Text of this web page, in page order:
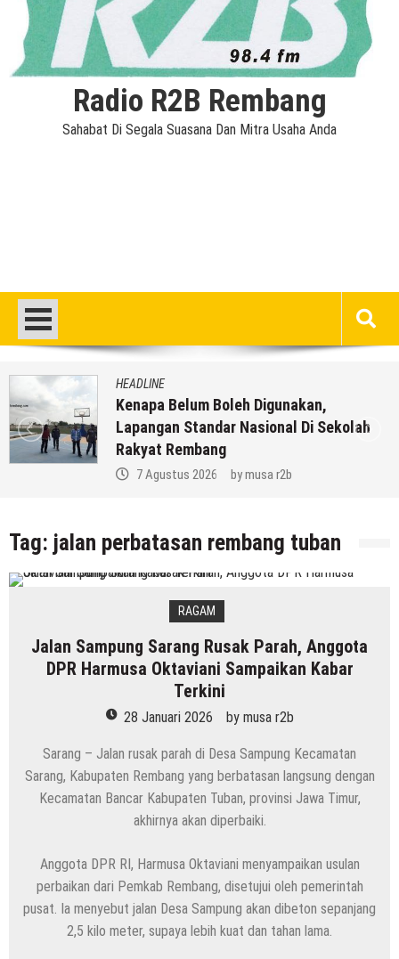
Radio R2B Rembang
Sahabat Di Segala Suasana Dan Mitra Usaha Anda
HEADLINE
Kenapa Belum Boleh Digunakan,
Lapangan Standar Nasional Di Sekolah
Rakyat Rembang
7 Agustus 2026 bymusa r2b
Tag: jalan perbatasan rembang tuban
RAGAM
Jalan Sampung Sarang Rusak Parah, Anggota
DPR Harmusa Oktaviani Sampaikan Kabar
Terkini
28 Januari 2026 by musa r2b
Sarang – Jalan rusak parah di Desa Sampung Kecamatan
Sarang, Kabupaten Rembang yang berbatasan langsung dengan
Kecamatan Bancar Kabupaten Tuban, provinsi Jawa Timur,
akhirnya akan diperbaiki.
Anggota DPR RI, Harmusa Oktaviani menyampaikan usulan
perbaikan dari Pemkab Rembang, disetujui oleh pemerintah
pusat. Ia menyebut jalan Desa Sampung akan dibeton sepanjang
2,5 kilo meter, supaya lebih kuat dan tahan lama.